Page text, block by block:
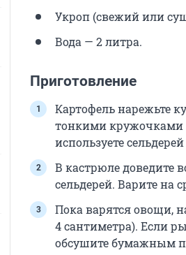
Укроп (свежий или
Вода — 2 литра.
Приготовление
Картофель нарежьте
тонкими кружочками
используете
В кастрюле доведите
сельдерей. Варите на
Пока варятся овощи,
4 сантиметра). Если
обсушите бумажным